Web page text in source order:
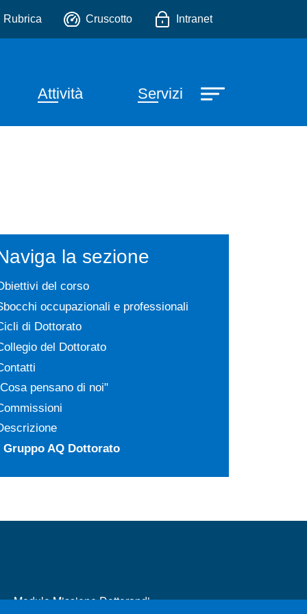
Rubrica Cruscotto Intranet
Attività Servizi
la sezione
del corso
occupazionali e professionali
di Dottorato
del Dottorato
pensano di noi"
Gruppo AQ Dottorato
Modulo Missione Dottorandi